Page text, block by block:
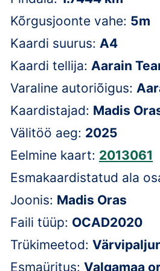
Kõrgusjoonte vahe: 5m
Kaardi suurus: A4
Kaardi tellija: Aarain
Varaline autoriõigus:
Kaardistajad: Madis
Välitöö aeg: 2025
Eelmine kaart: 2013061
Esmakaardistatud ala
Joonis: Madis Oras
Faili tüüp: OCAD2020
Trükimeetod:
Esmaüritus: Valgamaa